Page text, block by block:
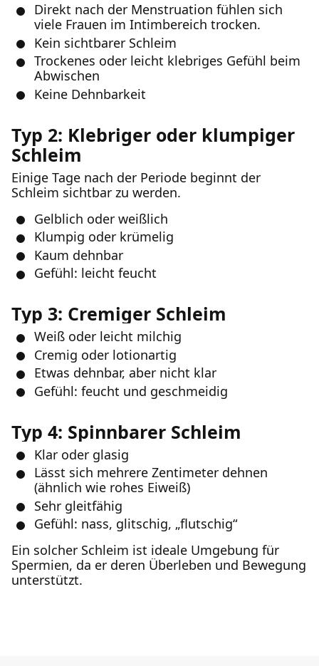
Direkt nach der Menstruation fühlen sich
viele Frauen im Intimbereich trocken.
Kein sichtbarer Schleim
Trockenes oder leicht klebriges Gefühl beim
Abwischen
Keine Dehnbarkeit
Typ 2: Klebriger oder klumpiger
Schleim
Einige Tage nach der Periode beginnt der
Schleim sichtbar zu werden.
Gelblich oder weißlich
Klumpig oder krümelig
Kaum dehnbar
Gefühl: leicht feucht
Typ 3: Cremiger Schleim
Weiß oder leicht milchig
Cremig oder lotionartig
Etwas dehnbar, aber nicht klar
Gefühl: feucht und geschmeidig
Typ 4: Spinnbarer Schleim
Klar oder glasig
Lässt sich mehrere Zentimeter dehnen
(ähnlich wie rohes Eiweiß)
Sehr gleitfähig
Gefühl: nass, glitschig, „flutschig“
Ein solcher Schleim ist ideale Umgebung für
Spermien, da er deren Überleben und Bewegung
unterstützt.